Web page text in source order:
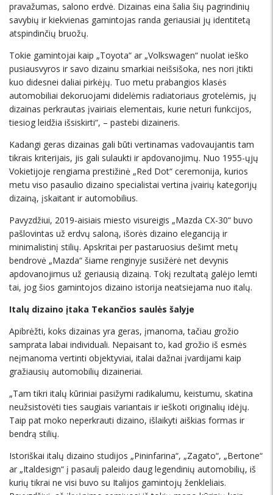
pravažumas, salono erdvė. Dizainas eina šalia šių pagrindinių
savybių ir kiekvienas gamintojas randa geriausiai jų identitetą
atspindinčių bruožų.
Tokie gamintojai kaip „Toyota“ ar „Volkswagen“ nuolat ieško
pusiausvyros ir savo dizainu smarkiai neišsišoka, nes nori įtikti
kuo didesnei daliai pirkėjų. Tuo metu prabangios klasės
automobiliai dekoruojami didelėmis radiatoriaus grotelėmis, jų
dizainas perkrautas įvairiais elementais, kurie neturi funkcijos,
tiesiog leidžia išsiskirti“, – pastebi dizaineris.
Kadangi geras dizainas gali būti vertinamas vadovaujantis tam
tikrais kriterijais, jis gali sulaukti ir apdovanojimų. Nuo 1955-ųjų
Vokietijoje rengiama prestižinė „Red Dot“ ceremonija, kurios
metu viso pasaulio dizaino specialistai vertina įvairių kategorijų
dizainą, įskaitant ir automobilius.
Pavyzdžiui, 2019-aisiais miesto visureigis „Mazda CX-30“ buvo
pašlovintas už erdvų saloną, išorės dizaino eleganciją ir
minimalistinį stilių. Apskritai per pastaruosius dešimt metų
bendrovė „Mazda“ šiame renginyje susižėrė net devynis
apdovanojimus už geriausią dizainą. Tokį rezultatą galėjo lemti
tai, jog šios gamintojos dizaino istorija neatsiejama nuo italų.
Italų dizaino įtaka Tekančios saulės šalyje
Apibrėžti, koks dizainas yra geras, įmanoma, tačiau grožio
samprata labai individuali. Nepaisant to, kad grožio iš esmės
neįmanoma vertinti objektyviai, italai dažnai įvardijami kaip
gražiausių automobilių dizaineriai.
„Tam tikri italų kūriniai pasižymi radikalumu, keistumu, skatina
neužsistovėti ties saugiais variantais ir ieškoti originalių idėjų.
Taip pat moko neperkrauti dizaino, išlaikyti aiškias formas ir
bendrą stilių.
Istoriškai italų dizaino studijos „Pininfarina“, „Zagato“, „Bertone“
ar „Italdesign“ į pasaulį paleido daug legendinių automobilių, iš
kurių tikrai ne visi buvo su Italijos gamintojų ženkleliais.